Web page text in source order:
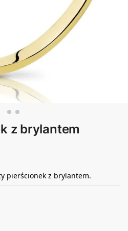
z brylantem
pierścionek z brylantem.